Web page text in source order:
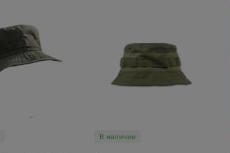
В наличии